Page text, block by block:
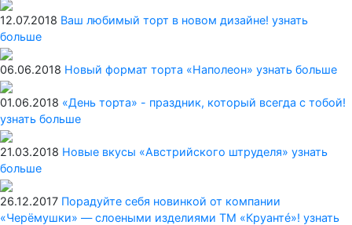
12.07.2018 Ваш любимый торт в новом дизайне! узнать
больше
06.06.2018 Новый формат торта «Наполеон» узнать больше
01.06.2018 «День торта» - праздник, который всегда с тобой!
узнать больше
21.03.2018 Новые вкусы «Австрийского штруделя» узнать
больше
26.12.2017 Порадуйте себя новинкой от компании
«Черёмушки» — слоеными изделиями ТМ «Круантé»! узнать